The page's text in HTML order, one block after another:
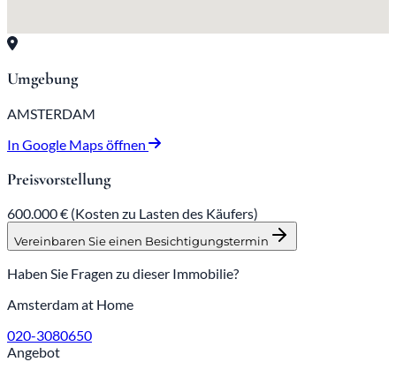
Umgebung
AMSTERDAM
In Google Maps öffnen
Preisvorstellung
600.000 € (Kosten zu Lasten des Käufers)
Vereinbaren Sie einen Besichtigungstermin
Haben Sie Fragen zu dieser Immobilie?
Amsterdam at Home
020-3080650
Angebot